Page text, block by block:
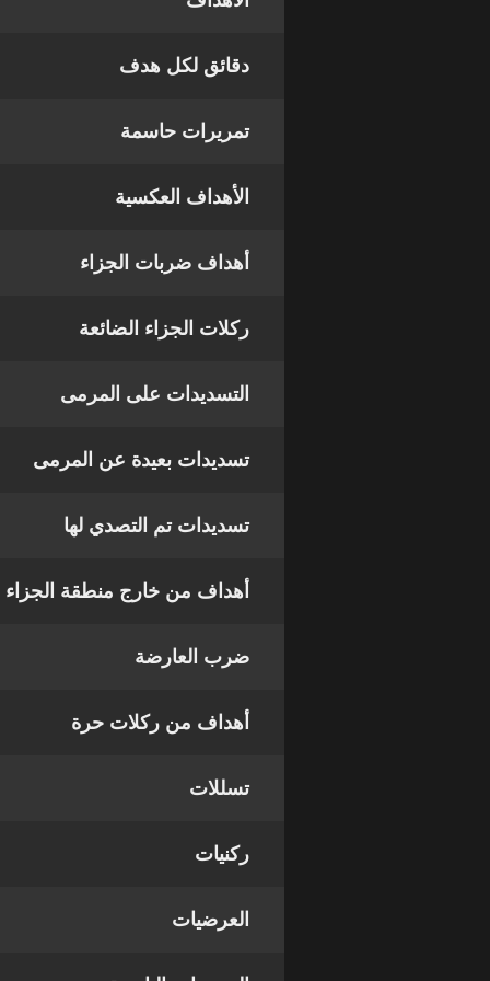
دقائق لكل هدف
تمريرات حاسمة
الأهداف العكسية
أهداف ضربات الجزاء
ركلات الجزاء الضائعة
التسديدات على المرمى
تسديدات بعيدة عن المرمى
تسديدات تم التصدي لها
أهداف من خارج منطقة الجزاء
ضرب العارضة
أهداف من ركلات حرة
تسللات
ركنيات
العرضيات